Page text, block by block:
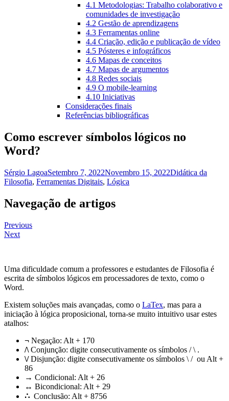
4.1 Metodologias: Trabalho colaborativo e
comunidades de investigação
4.2 Gestão de aprendizagens
4.3 Ferramentas online
4.4 Criação, edição e publicação de vídeo
4.5 Pósteres e infográficos
4.6 Mapas de conceitos
4.7 Mapas de argumentos
4.8 Redes sociais
4.9 O mobile-learning
4.10 Iniciativas
Considerações finais
Referências bibliográficas
Como escrever símbolos lógicos no
Word?
Sérgio LagoaSetembro 7, 2022Novembro 15, 2022Didática da
Filosofia, Ferramentas Digitais, Lógica
Navegação de artigos
Previous
Next
Uma dificuldade comum a professores e estudantes de Filosofia é
escrita de símbolos lógicos em processadores de texto, como o
Word.
Existem soluções mais avançadas, como o LaTex, mas para a
iniciação à lógica proposicional, torna-se muito intuitivo usar estes
atalhos:
¬ Negação: Alt + 170
/\Conjunção: digite consecutivamente os símbolos / \ .
\/Disjunção: digite consecutivamente os símbolos \ / ou Alt +
86
→ Condicional: Alt + 26
↔ Bicondicional: Alt + 29
∴ Conclusão: Alt + 8756